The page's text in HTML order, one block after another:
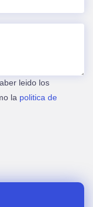
leido los
la politica de